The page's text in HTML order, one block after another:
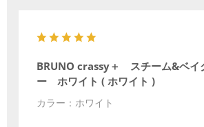
BRUNO crassy＋ スチーム&ベイ
ー ホワイト ( ホワイト )
カラー：ホワイト